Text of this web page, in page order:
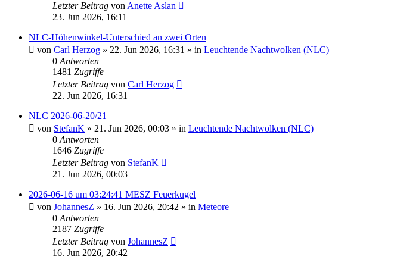
Letzter Beitrag von Anette Aslan
23. Jun 2026, 16:11
NLC-Höhenwinkel-Unterschied an zwei Orten
von Carl Herzog » 22. Jun 2026, 16:31 » in Leuchtende Nachtwolken (NLC)
0 Antworten
1481 Zugriffe
Letzter Beitrag von Carl Herzog
22. Jun 2026, 16:31
NLC 2026-06-20/21
von StefanK » 21. Jun 2026, 00:03 » in Leuchtende Nachtwolken (NLC)
0 Antworten
1646 Zugriffe
Letzter Beitrag von StefanK
21. Jun 2026, 00:03
2026-06-16 um 03:24:41 MESZ Feuerkugel
von JohannesZ » 16. Jun 2026, 20:42 » in Meteore
0 Antworten
2187 Zugriffe
Letzter Beitrag von JohannesZ
16. Jun 2026, 20:42